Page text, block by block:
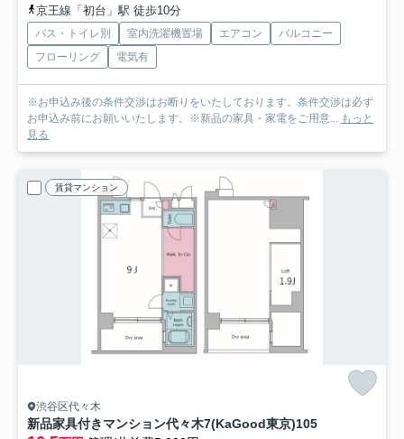
京王線「初台」駅 徒歩10分
バス・トイレ別 室内洗濯機置場 エアコン
バルコニー
フローリング
電気有
※お申込み後の条件交渉はお断りをいたしております。条件交渉は必ず
お申込み前にお願いいたします。※新品の家具・家電をご用意... もっと
見る
賃貸マンション
渋谷区代々木
新品家具付きマンション代々木7(KaGood東京)105